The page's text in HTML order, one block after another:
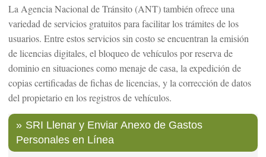
La Agencia Nacional de Tránsito (ANT) también ofrece una
variedad de servicios gratuitos para facilitar los trámites de los
usuarios. Entre estos servicios sin costo se encuentran la emisión
de licencias digitales, el bloqueo de vehículos por reserva de
dominio en situaciones como menaje de casa, la expedición de
copias certificadas de fichas de licencias, y la corrección de datos
del propietario en los registros de vehículos.
SRI Llenar y Enviar Anexo de Gastos
Personales en Línea